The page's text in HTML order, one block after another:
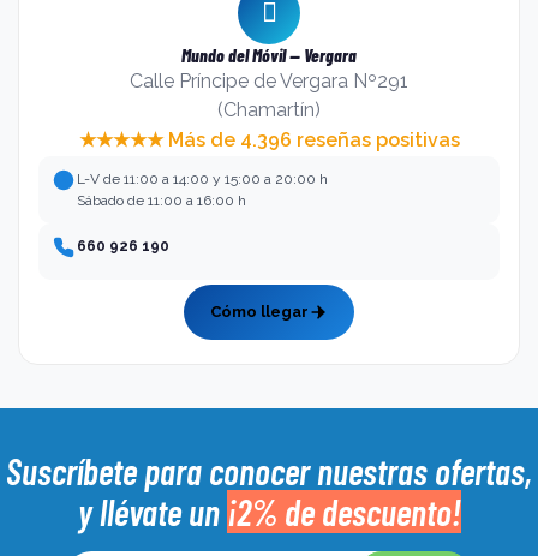
Mundo del Móvil — Vergara
Calle Príncipe de Vergara Nº291
(Chamartín)
★★★★★ Más de 4.396 reseñas positivas
L-V de 11:00 a 14:00 y 15:00 a 20:00 h
Sábado de 11:00 a 16:00 h
660 926 190
Cómo llegar
Suscríbete para conocer nuestras ofertas,
y llévate un ¡2% de descuento!